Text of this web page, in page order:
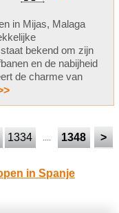
in Mijas, Malaga
bekend om zijn
en de nabijheid
de charme van
1334 .... 1348 >
in Spanje